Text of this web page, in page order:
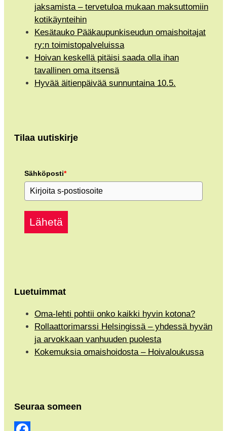
jaksamista – tervetuloa mukaan maksuttomiin
kotikäynteihin
Kesätauko Pääkaupunkiseudun omaishoitajat
ry:n toimistopalveluissa
Hoivan keskellä pitäisi saada olla ihan
tavallinen oma itsensä
Hyvää äitienpäivää sunnuntaina 10.5.
Tilaa uutiskirje
Sähköposti*
Lähetä
Luetuimmat
Oma-lehti pohtii onko kaikki hyvin kotona?
Rollaattorimarssi Helsingissä – yhdessä hyvän
ja arvokkaan vanhuuden puolesta
Kokemuksia omaishoidosta – Hoivaloukussa
Seuraa someen